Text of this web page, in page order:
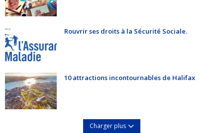
Rouvrir ses droits à la Sécurité Sociale.
10 attractions incontournables de Halifax
Charger plus